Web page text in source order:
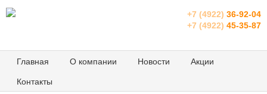
+7 (4922) 36-92-04
+7 (4922) 45-35-87
Главная О компании Новости Акции
Контакты